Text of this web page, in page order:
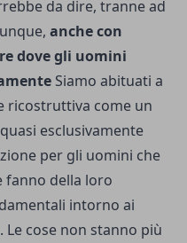
da dire, tranne ad
anche con
dove gli uomini
Siamo abituati a
ricostruttiva come un
esclusivamente
per gli uomini che
fanno della loro
intorno ai
cose non stanno più